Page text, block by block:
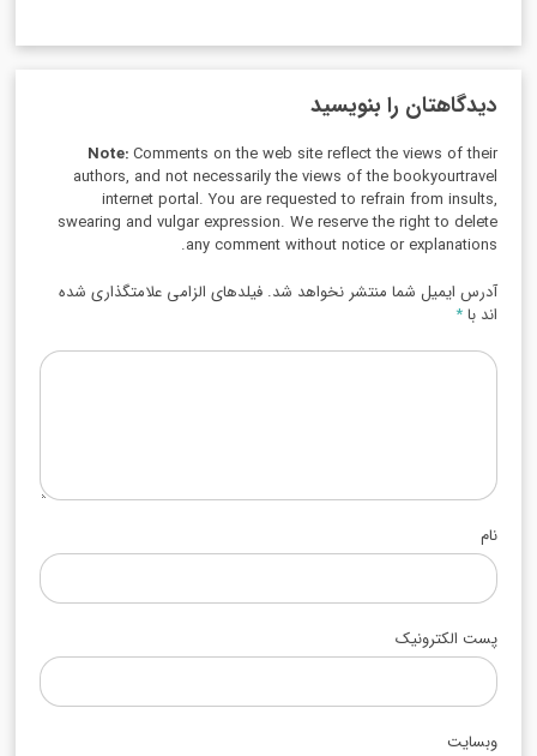
دیدگاهتان را بنویسید
Note:Comments on the web site reflect the views of their
authors, and not necessarily the views of the bookyourtravel
internet portal. You are requested to refrain from insults,
swearing and vulgar expression. We reserve the right to delete
any comment without notice or explanations.
آدرس ایمیل شما منتشر نخواهد شد. فیلدهای الزامی علامتگذاری شده
اند با*
نام
پست الکترونیک
وبسایت